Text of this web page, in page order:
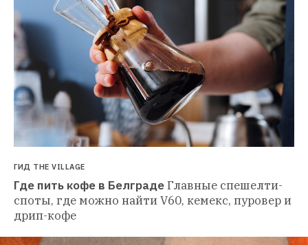
ГИД THE VILLAGE
Где пить кофе в БелградеГлавные спешелти-
споты, где можно найти V60, кемекс, пуровер и
дрип-кофе